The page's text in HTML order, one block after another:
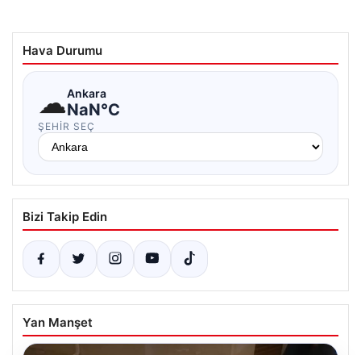
Hava Durumu
☁Ankara
NaN°C
ŞEHIR SEÇ
Bizi Takip Edin
Yan Manşet